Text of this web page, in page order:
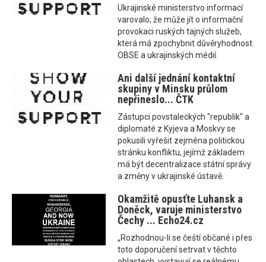
Ukrajinské ministerstvo informací
varovalo, že může jít o informační
provokaci ruských tajných služeb,
která má zpochybnit důvěryhodnost
OBSE a ukrajinských médií.
Ani další jednání kontaktní
skupiny v Minsku průlom
nepřineslo... ČTK
Zástupci povstaleckých "republik" a
diplomaté z Kyjeva a Moskvy se
pokusili vyřešit zejména politickou
stránku konfliktu, jejímž základem
má být decentralizace státní správy
a změny v ukrajinské ústavě.
Okamžitě opusťte Luhansk a
Doněck, varuje ministerstvo
Čechy ... Echo24.cz
„Rozhodnou-li se čeští občané i přes
toto doporučení setrvat v těchto